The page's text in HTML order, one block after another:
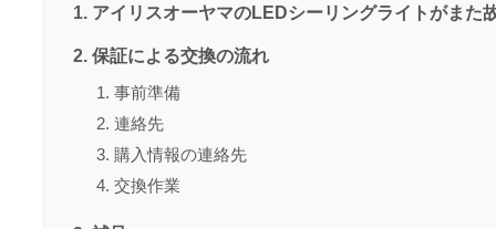
アイリスオーヤマのLEDシーリングライトがまた
保証による交換の流れ
事前準備
連絡先
購入情報の連絡先
交換作業